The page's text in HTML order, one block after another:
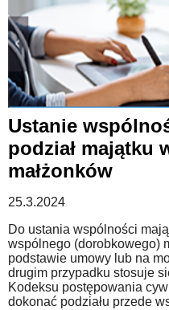
Ustanie
podział majątku
małżonków
25.3.2024
Do ustania wspólności
wspólnego (dorobkowego)
podstawie umowy lub na
drugim przypadku stosuje
Kodeksu postępowania
dokonać podziału przede